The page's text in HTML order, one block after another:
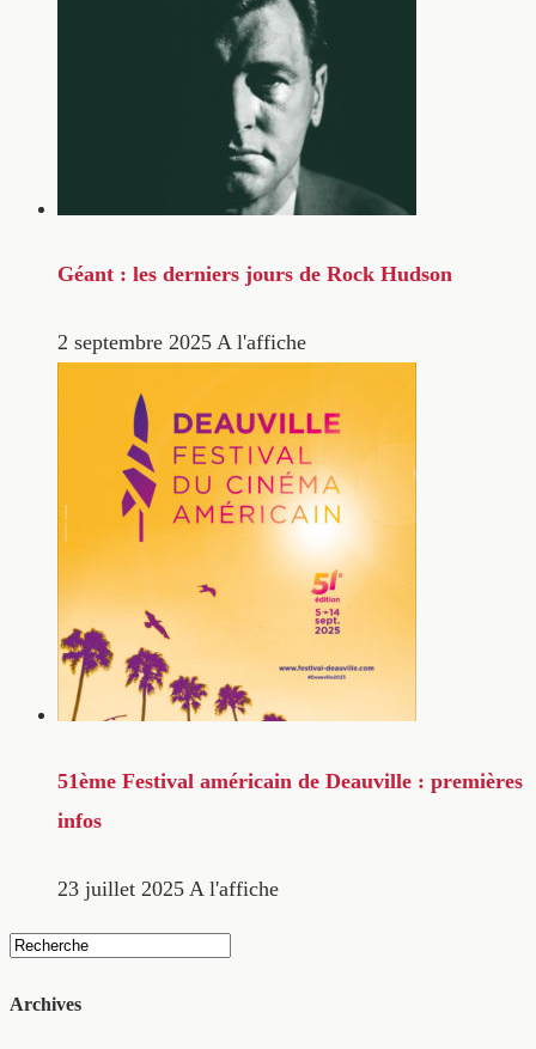
Géant : les derniers jours de Rock Hudson
2 septembre 2025 A l'affiche
51ème Festival américain de Deauville : premières
infos
23 juillet 2025 A l'affiche
Archives